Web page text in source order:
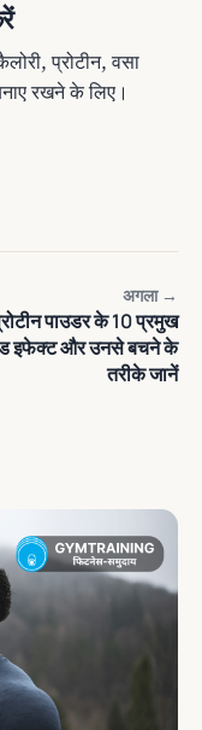
प्रोटीन, वसा
रखने के लिए।
अगला →
पाउडर के 10 प्रमुख
इफेक्ट और उनसे बचने के
तरीके जानें